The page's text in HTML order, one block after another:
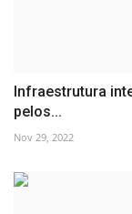
Infraestrutura
pelos...
Nov 29, 2022